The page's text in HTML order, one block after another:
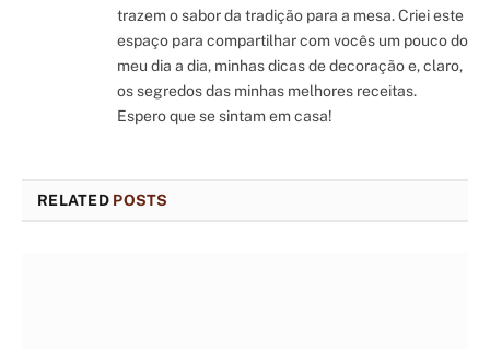
trazem o sabor da tradição para a mesa. Criei este
espaço para compartilhar com vocês um pouco do
meu dia a dia, minhas dicas de decoração e, claro,
os segredos das minhas melhores receitas.
Espero que se sintam em casa!
RELATED POSTS